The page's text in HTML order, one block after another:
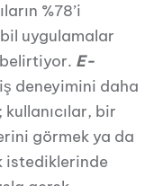
%78’i
uygulamalar
E-
deneyimini daha
bir
görmek ya da
istediklerinde